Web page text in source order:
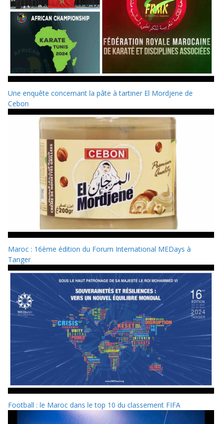
Une enquête concernant la pâte à tartiner El Mordjene de
Cebon
Maroc : 16ème édition du Forum International MEDays à
Tanger
Football : le Maroc dans le top 10 du classement FIFA